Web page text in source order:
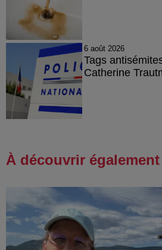
6 août 2026
Tags
Catherine
À découvrir également